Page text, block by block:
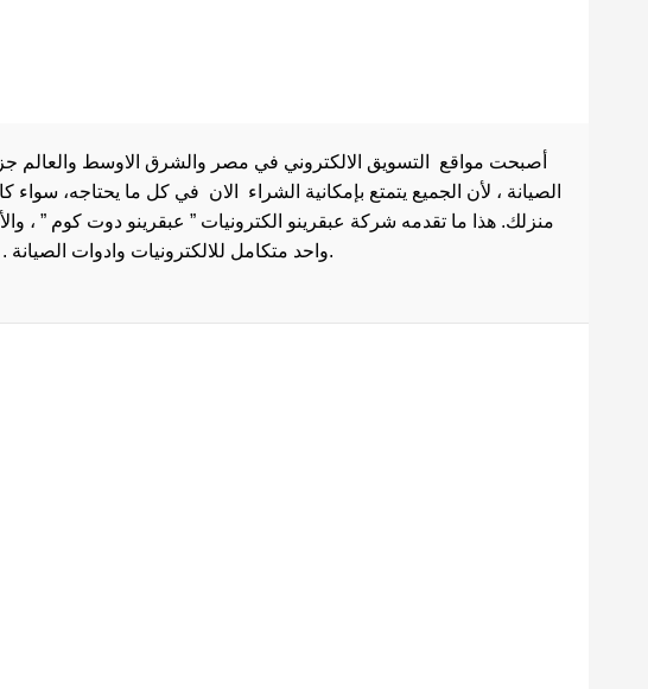
أصبحت مواقع التسويق الالكتروني في مصر والشرق الاوسط والعالم
الصيانة ، لأن الجميع يتمتع بإمكانية الشراء الان في كل ما يحتاجه،
منزلك. هذا ما تقدمه شركة عبقرينو الكترونيات ” عبقرينو دوت كوم ” ،
واحد متكامل للالكترونيات وادوات الصيانة . هذا ما يجعل موقع عبقرينو دوت كوم من أفضل مواقع تسوق عبر الإنترنت في مصر.